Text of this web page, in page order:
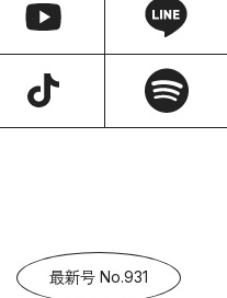
最新号 No.931